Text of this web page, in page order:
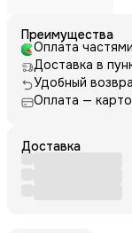
Преимущества
Оплата
Доставка в
Удобный
Оплата —
Доставка